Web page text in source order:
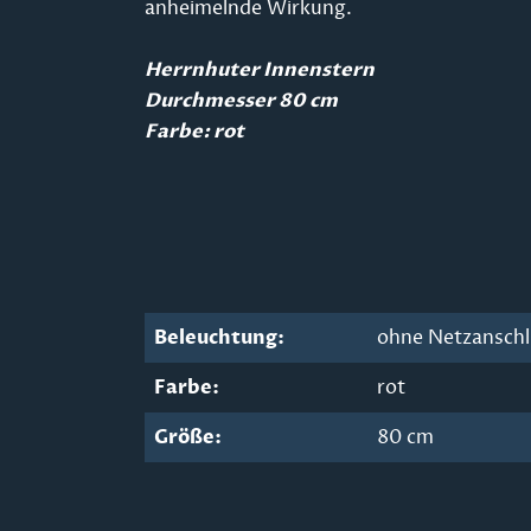
anheimelnde Wirkung.
Herrnhuter Innenstern
Durchmesser 80 cm
Farbe: rot
Beleuchtung: ohne
Farbe: rot
Größe: 80 cm